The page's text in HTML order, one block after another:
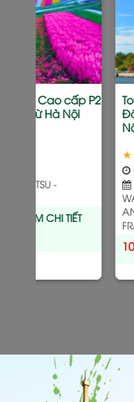
wishlist
Trại Câu Mùa
Nội – Bay
CÂU – ĐÔ
XEM CHI TIẾT
★